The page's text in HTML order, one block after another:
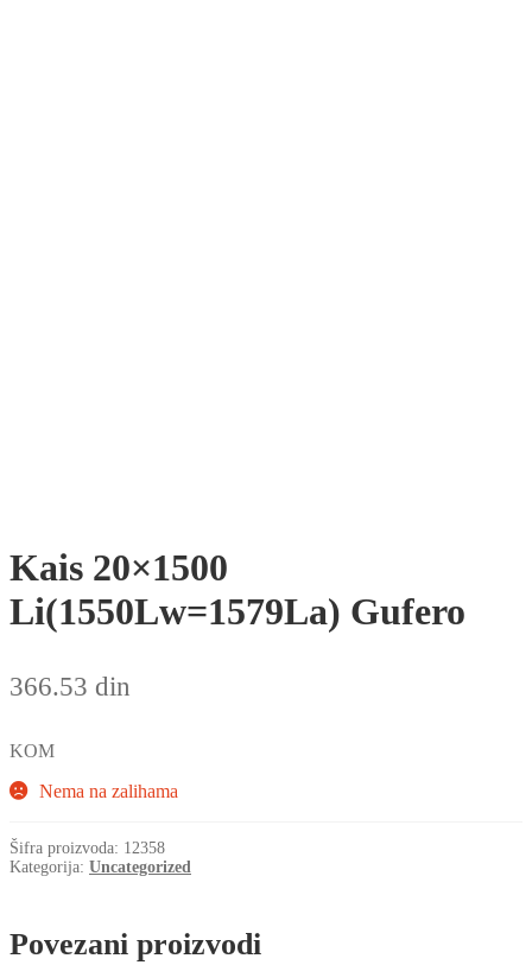
Kais 20×1500
Li(1550Lw=1579La) Gufero
366.53 din
KOM
Nema na zalihama
Šifra proizvoda: 12358
Kategorija: Uncategorized
Povezani proizvodi